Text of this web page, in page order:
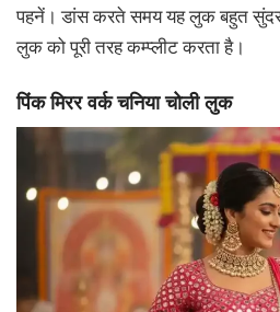
पहनें। डांस करते समय यह लुक बहुत
लुक को पूरी तरह कम्प्लीट करता है।
पिंक मिरर वर्क चनिया चोली लुक